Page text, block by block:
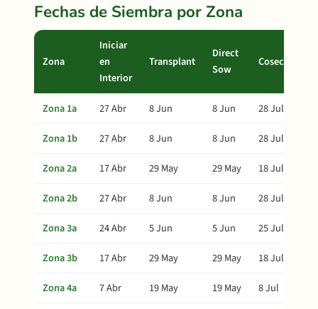
Fechas de Siembra por Zona
Zona
Iniciar
en
Interior
Transplant
Direct
Sow
Cosecha
Zona 1a 27 Abr 8 Jun 8 Jun
28 Jul
Zona 1b
27 Abr 8 Jun 8 Jun
28 Jul
Zona 2a
17 Abr 29 May 29 May
18 Jul
Zona 2b
27 Abr 8 Jun 8 Jun
28 Jul
Zona 3a
24 Abr 5 Jun 5 Jun
25 Jul
Zona 3b
17 Abr 29 May 29 May
18 Jul
Zona 4a
7 Abr 19 May 19 May
8 Jul